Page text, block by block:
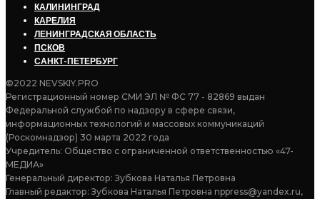
КАЛИНИНГРАД
КАРЕЛИЯ
ЛЕНИНГРАДСКАЯ ОБЛАСТЬ
ПСКОВ
САНКТ-ПЕТЕРБУРГ
©2022 NEVSKIY.PRO
Регистрационный номер СМИ ЭЛ № ФС 77 - 82869 выдан
Федеральной службой по надзору в сфере связи,
информационных технологий и массовых коммуникаций
(Роскомнадзор) 30 марта 2022 года
Учредитель: Общество с ограниченной ответственностью «47-
МЕДИА»
Генеральный директор: Зубкова Наталья Петровна
Главный редактор: Зубкова Наталья Петровна nppress@yandex.ru,